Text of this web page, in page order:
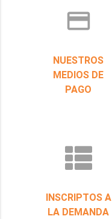
credit_card
NUESTROS
MEDIOS DE
PAGO
INSCRIPTOS A
LA DEMANDA